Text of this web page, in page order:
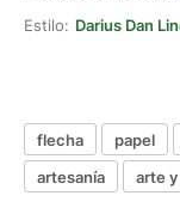
Estilo: Darius Dan
flecha papel
artesanía
arte